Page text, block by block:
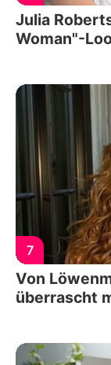
Julia
Woman"-
7
Von
überrascht